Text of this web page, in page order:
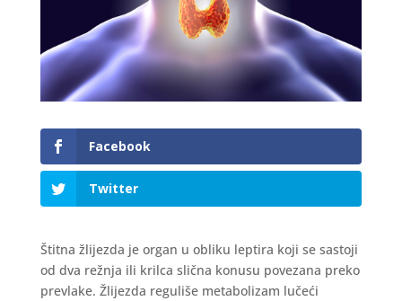
Facebook
Twitter
Štitna žlijezda je organ u obliku leptira koji se sastoji
od dva režnja ili krilca slična konusu povezana preko
prevlake. Žlijezda reguliše metabolizam lučeći